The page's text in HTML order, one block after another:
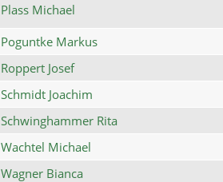
Plass Michael
Poguntke Markus
Roppert Josef
Schmidt Joachim
Schwinghammer Rita
Wachtel Michael
Wagner Bianca